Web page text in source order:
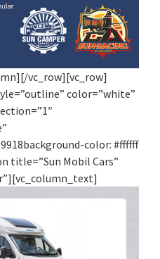
vc_row][vc_row]
color=”white”
color: #ffffff
title=”Sun Mobil Cars”